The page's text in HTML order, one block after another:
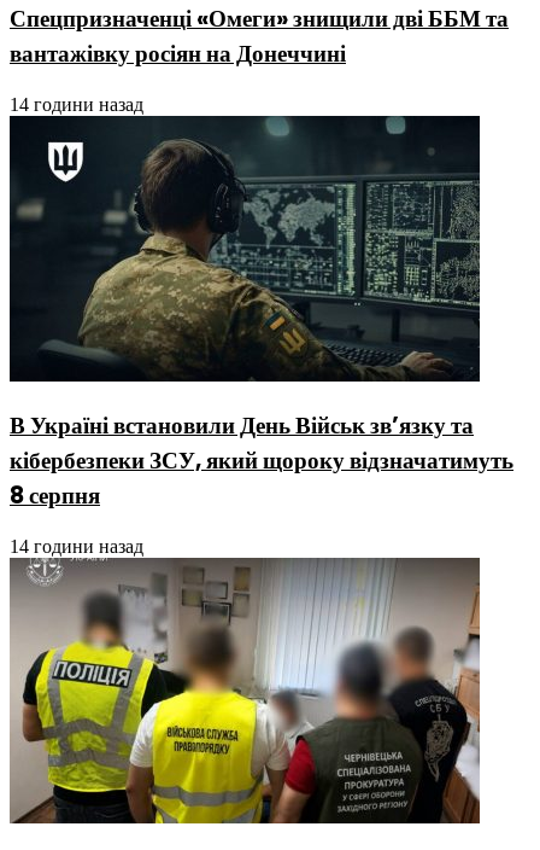
Спецпризначенці «Омеги» знищили дві ББМ та
вантажівку росіян на Донеччині
14 години назад
В Україні встановили День Військ зв’язку та
кібербезпеки ЗСУ, який щороку відзначатимуть
8 серпня
14 години назад